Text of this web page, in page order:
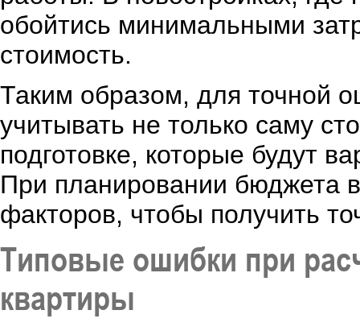
обойтись минимальными
стоимость.
Таким образом, для точной
учитывать не только саму
подготовке, которые будут
При планировании бюджета
факторов, чтобы получить
Типовые ошибки при
квартиры